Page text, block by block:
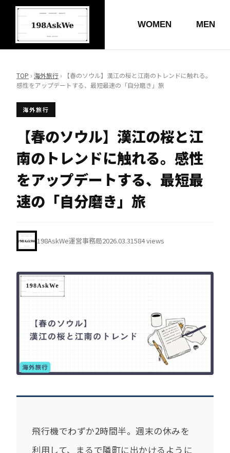
WOMEN MEN
TOP › 海外旅行 › 【春のソウル】漢江の桜と江南のトレンドに触れる。
感性をアップデートする、最短最速の「自分磨き」旅
海外旅行
【春のソウル】漢江の桜と江
南のトレンドに触れる。感性
をアップデートする、最短最
速の「自分磨き」旅
198AskWe運営事務局2026.03.31584 views
飛行機でわずか2時間半。週末の休みを
利用して、まるで隣町に出かけるように